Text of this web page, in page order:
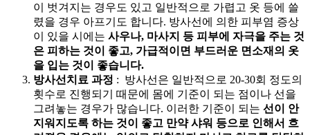
이 벗겨지는 경우도 있고 일반적으로 가렵고 옷 등에 쓸
렸을 경우 아프기도 합니다. 방사선에 의한 피부염 증상
이 있을 시에는 사우나, 마사지 등 피부에 자극을 주는 것
은 피하는 것이 좋고, 가급적이면 부드러운 면소재의 옷
을 입는 것이 좋습니다.
방사선치료 과정 : 방사선은 일반적으로 20-30회 정도의
횟수로 진행되기 때문에 몸에 기준이 되는 점이나 선을
그려놓는 경우가 많습니다. 이러한 기준이 되는 선이 안
지워지도록 하는 것이 좋고 만약 샤워 등으로 인해서 흐